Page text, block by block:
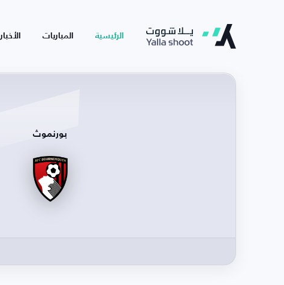
الرئيسية المباريات الأخبار
بورنموث